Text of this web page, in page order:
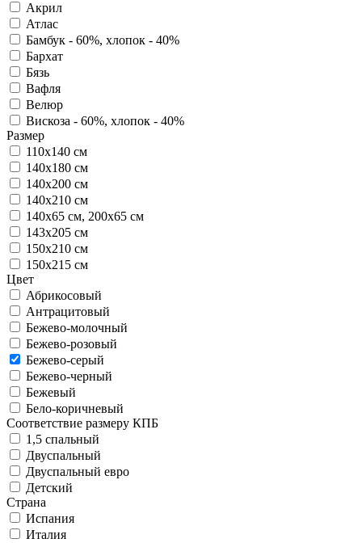
Акрил
Атлас
Бамбук - 60%, хлопок - 40%
Бархат
Бязь
Вафля
Велюр
Вискоза - 60%, хлопок - 40%
Размер
110х140 см
140х180 см
140х200 см
140х210 см
140х65 см, 200х65 см
143х205 см
150х210 см
150х215 см
Цвет
Абрикосовый
Антрацитовый
Бежево-молочный
Бежево-розовый
Бежево-серый
Бежево-черный
Бежевый
Бело-коричневый
Соответствие размеру КПБ
1,5 спальный
Двуспальный
Двуспальный евро
Детский
Страна
Испания
Италия